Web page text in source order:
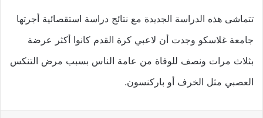
تتماشى هذه الدراسة الجديدة مع نتائج دراسة استقصائية أجرتها
جامعة غلاسكو وجدت أن لاعبي كرة القدم كانوا أكثر عرضة
بثلاث مرات ونصف للوفاة من عامة الناس بسبب مرض التنكس
العصبي مثل الخرف أو باركنسون.